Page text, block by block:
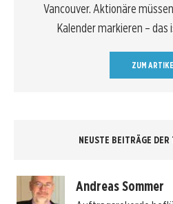
Vancouver. Aktionäre
Kalender markieren –
ZUM
NEUSTE BEITRÄGE
Andreas Sommer